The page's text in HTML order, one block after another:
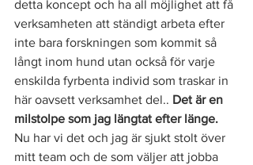
detta koncept och ha all möjlighet att få
verksamheten att ständigt arbeta efter
inte bara forskningen som kommit så
långt inom hund utan också för varje
enskilda fyrbenta individ som traskar in
här oavsett verksamhet del.. Det är en
milstolpe som jag längtat efter länge.
Nu har vi det och jag är sjukt stolt över
mitt team och de som väljer att jobba